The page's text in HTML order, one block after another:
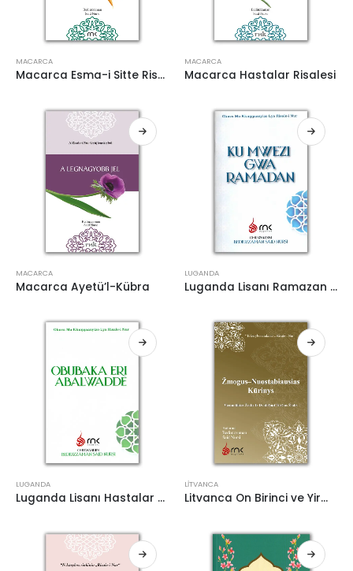
MACARCA
Macarca Esma-i Sitte Risalesi
MACARCA
Macarca Hastalar Risalesi
MACARCA
Macarca Ayetü’l-Kübra
LUGANDA
Luganda Lisanı Ramazan Risalesi
LUGANDA
Luganda Lisanı Hastalar Risalesi
LITVANCA
Litvanca On Birinci ve Yirmi Üçüncü Sözler